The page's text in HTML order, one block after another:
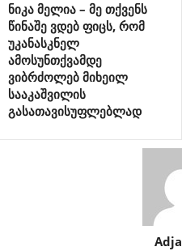
ნიკა მელია – მე თქვენს
წინაშე ვდებ ფიცს, რომ
უკანასკნელ
ამოსუნთქვამდე
ვიბრძოლებ მიხეილ
სააკაშვილის
გასათავისუფლებლად